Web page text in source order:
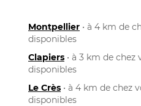
Montpellier • à 4 km de
disponibles
Clapiers • à 3 km de chez
disponibles
Le Crès • à 4 km de chez
disponibles